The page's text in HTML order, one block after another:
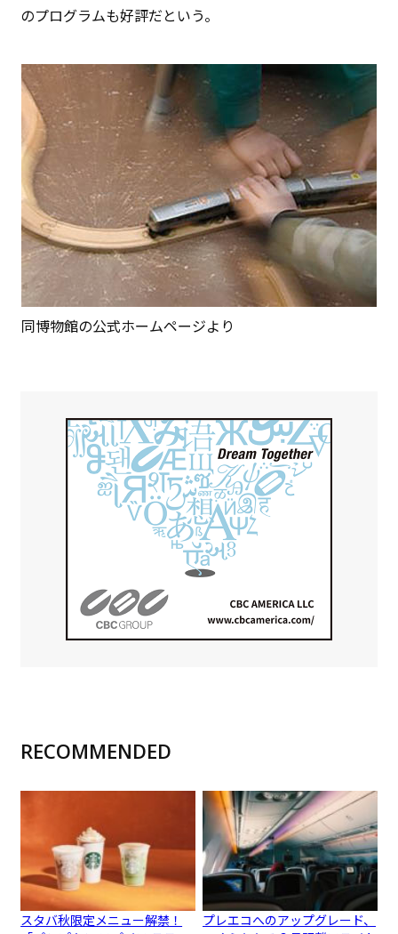
のプログラムも好評だという。
同博物館の公式ホームページより
RECOMMENDED
スタバ秋限定メニュー解禁！
プレエコへのアップグレード、